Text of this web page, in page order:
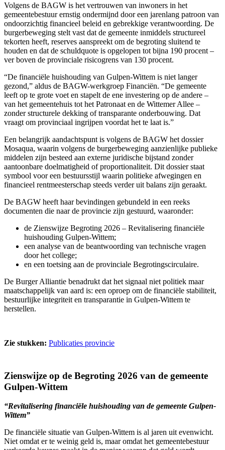
Volgens de BAGW is het vertrouwen van inwoners in het
gemeentebestuur ernstig ondermijnd door een jarenlang patroon van
ondoorzichtig financieel beleid en gebrekkige verantwoording. De
burgerbeweging stelt vast dat de gemeente inmiddels structureel
tekorten heeft, reserves aanspreekt om de begroting sluitend te
houden en dat de schuldquote is opgelopen tot bijna 190 procent –
ver boven de provinciale risicogrens van 130 procent.
“De financiële huishouding van Gulpen-Wittem is niet langer
gezond,” aldus de BAGW-werkgroep Financiën. “De gemeente
leeft op te grote voet en stapelt de ene investering op de andere –
van het gemeentehuis tot het Patronaat en de Wittemer Allee –
zonder structurele dekking of transparante onderbouwing. Dat
vraagt om provinciaal ingrijpen voordat het te laat is.”
Een belangrijk aandachtspunt is volgens de BAGW het dossier
Mosaqua, waarin volgens de burgerbeweging aanzienlijke publieke
middelen zijn besteed aan externe juridische bijstand zonder
aantoonbare doelmatigheid of proportionaliteit. Dit dossier staat
symbool voor een bestuursstijl waarin politieke afwegingen en
financieel rentmeesterschap steeds verder uit balans zijn geraakt.
De BAGW heeft haar bevindingen gebundeld in een reeks
documenten die naar de provincie zijn gestuurd, waaronder:
de Zienswijze Begroting 2026 – Revitalisering financiële
huishouding Gulpen-Wittem;
een analyse van de beantwoording van technische vragen
door het college;
en een toetsing aan de provinciale Begrotingscirculaire.
De Burger Alliantie benadrukt dat het signaal niet politiek maar
maatschappelijk van aard is: een oproep om de financiële stabiliteit,
bestuurlijke integriteit en transparantie in Gulpen-Wittem te
herstellen.
Zie stukken: Publicaties provincie
Zienswijze op de Begroting 2026 van de gemeente
Gulpen-Wittem
“Revitalisering financiële huishouding van de gemeente Gulpen-
Wittem”
De financiële situatie van Gulpen-Wittem is al jaren uit evenwicht.
Niet omdat er te weinig geld is, maar omdat het gemeentebestuur